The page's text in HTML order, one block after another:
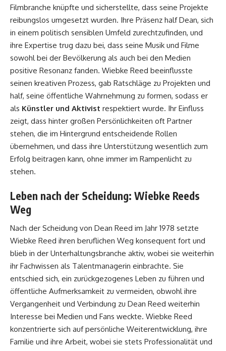
Filmbranche knüpfte und sicherstellte, dass seine Projekte
reibungslos umgesetzt wurden. Ihre Präsenz half Dean, sich
in einem politisch sensiblen Umfeld zurechtzufinden, und
ihre Expertise trug dazu bei, dass seine Musik und Filme
sowohl bei der Bevölkerung als auch bei den Medien
positive Resonanz fanden. Wiebke Reed beeinflusste
seinen kreativen Prozess, gab Ratschläge zu Projekten und
half, seine öffentliche Wahrnehmung zu formen, sodass er
als Künstler und Aktivist respektiert wurde. Ihr Einfluss
zeigt, dass hinter großen Persönlichkeiten oft Partner
stehen, die im Hintergrund entscheidende Rollen
übernehmen, und dass ihre Unterstützung wesentlich zum
Erfolg beitragen kann, ohne immer im Rampenlicht zu
stehen.
Leben nach der Scheidung: Wiebke Reeds
Weg
Nach der Scheidung von Dean Reed im Jahr 1978 setzte
Wiebke Reed ihren beruflichen Weg konsequent fort und
blieb in der Unterhaltungsbranche aktiv, wobei sie weiterhin
ihr Fachwissen als Talentmanagerin einbrachte. Sie
entschied sich, ein zurückgezogenes Leben zu führen und
öffentliche Aufmerksamkeit zu vermeiden, obwohl ihre
Vergangenheit und Verbindung zu Dean Reed weiterhin
Interesse bei Medien und Fans weckte. Wiebke Reed
konzentrierte sich auf persönliche Weiterentwicklung, ihre
Familie und ihre Arbeit, wobei sie stets Professionalität und